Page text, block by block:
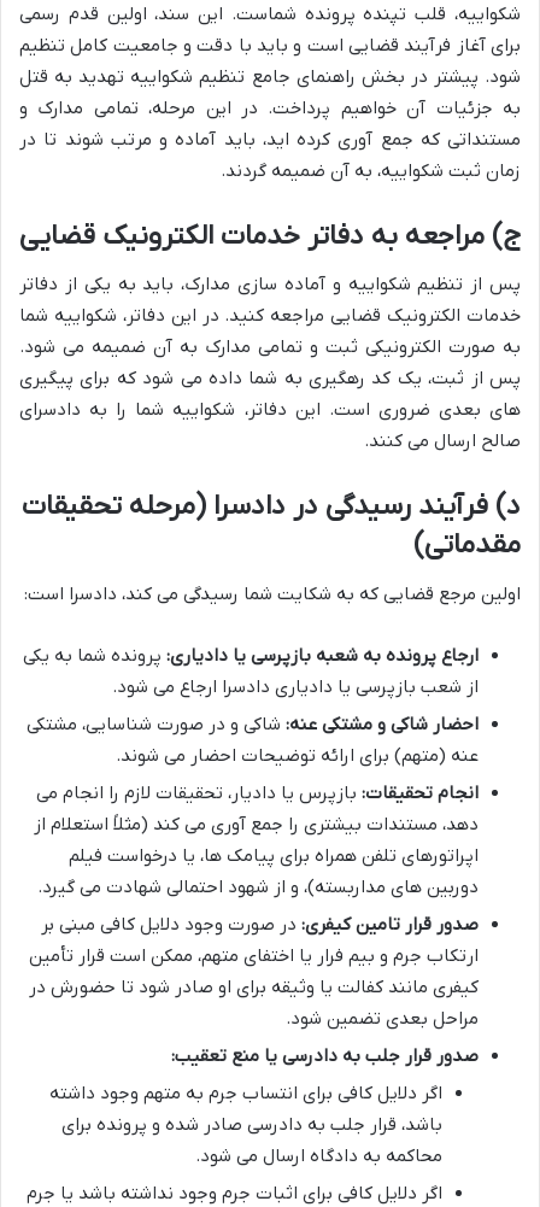
شکواییه، قلب تپنده پرونده شماست. این سند، اولین قدم رسمی
برای آغاز فرآیند قضایی است و باید با دقت و جامعیت کامل تنظیم
شود. پیشتر در بخش راهنمای جامع تنظیم شکواییه تهدید به قتل
به جزئیات آن خواهیم پرداخت. در این مرحله، تمامی مدارک و
مستنداتی که جمع آوری کرده اید، باید آماده و مرتب شوند تا در
زمان ثبت شکواییه، به آن ضمیمه گردند.
ج) مراجعه به دفاتر خدمات الکترونیک قضایی
پس از تنظیم شکواییه و آماده سازی مدارک، باید به یکی از دفاتر
خدمات الکترونیک قضایی مراجعه کنید. در این دفاتر، شکواییه شما
به صورت الکترونیکی ثبت و تمامی مدارک به آن ضمیمه می شود.
پس از ثبت، یک کد رهگیری به شما داده می شود که برای پیگیری
های بعدی ضروری است. این دفاتر، شکواییه شما را به دادسرای
صالح ارسال می کنند.
د) فرآیند رسیدگی در دادسرا (مرحله تحقیقات
مقدماتی)
اولین مرجع قضایی که به شکایت شما رسیدگی می کند، دادسرا است:
ارجاع پرونده به شعبه بازپرسی یا دادیاری: پرونده شما به یکی
از شعب بازپرسی یا دادیاری دادسرا ارجاع می شود.
احضار شاکی و مشتکی عنه: شاکی و در صورت شناسایی، مشتکی
عنه (متهم) برای ارائه توضیحات احضار می شوند.
انجام تحقیقات: بازپرس یا دادیار، تحقیقات لازم را انجام می
دهد، مستندات بیشتری را جمع آوری می کند (مثلاً استعلام از
اپراتورهای تلفن همراه برای پیامک ها، یا درخواست فیلم
دوربین های مداربسته)، و از شهود احتمالی شهادت می گیرد.
صدور قرار تامین کیفری: در صورت وجود دلایل کافی مبنی بر
ارتکاب جرم و بیم فرار یا اختفای متهم، ممکن است قرار تأمین
کیفری مانند کفالت یا وثیقه برای او صادر شود تا حضورش در
مراحل بعدی تضمین شود.
صدور قرار جلب به دادرسی یا منع تعقیب:
اگر دلایل کافی برای انتساب جرم به متهم وجود داشته
باشد، قرار جلب به دادرسی صادر شده و پرونده برای
محاکمه به دادگاه ارسال می شود.
اگر دلایل کافی برای اثبات جرم وجود نداشته باشد یا جرم